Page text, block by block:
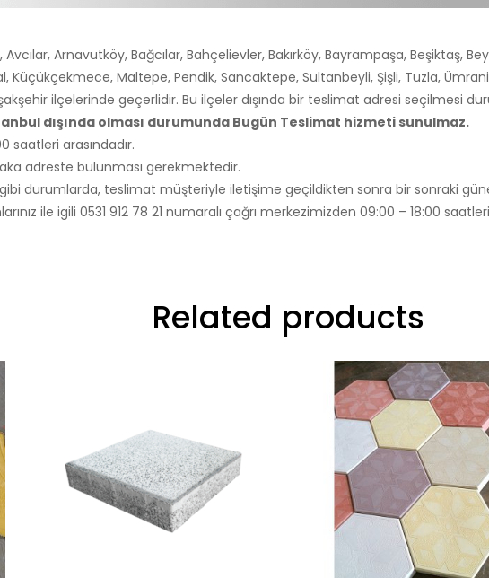
Arnavutköy, Bağcılar, Bahçelievler, Bakırköy, Bayrampaşa, Beşiktaş,
Küçükçekmece, Maltepe, Pendik, Sancaktepe, Sultanbeyli, Şişli, Tuzla,
ilçelerinde geçerlidir. Bu ilçeler dışında bir teslimat adresi seçilmesi
dışında olması durumunda Bugün Teslimat hizmeti sunulmaz.
saatleri arasındadır.
adreste bulunması gerekmektedir.
durumlarda, teslimat müşteriyle iletişime geçildikten sonra bir sonraki
ile igili 0531 912 78 21 numaralı çağrı merkezimizden 09:00 – 18:00
Related products